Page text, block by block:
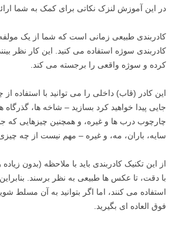
در این آموزش لنزک نکاتی برای کمک به شما
کادربندی طبیعی زمانی است که شما از یک
کادربندی سوژه استفاده می کنید. این کار نظر
کرده و سوژه واقعی را برجسته می کند.
این کادر (قاب) داخلی را می توانید با استفاده
جایی پیدا خواهید کرد بسازید – شاخه ها، گذرگاه
چارچوب درب ها و غیره، و همچنین چیزهایی که
سایه، باران، مه، و غیره – مهم نیست از چه
از این تکنیک کادربندی باید با ملاحظه (بدون
با دقت، تا عکس ها طبیعی به نظر برسند.
استفاده می کنند، اما اگر بتوانید به آن مسلط
فوق العاده ای بگیرید.